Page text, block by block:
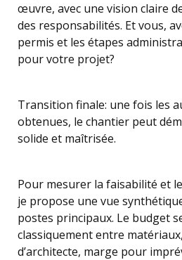
œuvre, avec une vision claire
des responsabilités. Et vous,
permis et les étapes
pour votre projet?
Transition finale: une fois les
obtenues, le chantier peut
solide et maîtrisée.
Pour mesurer la faisabilité et
je propose une vue
postes principaux. Le budget
classiquement entre
d’architecte, marge pour